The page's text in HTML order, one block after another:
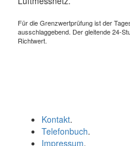
Für die Grenzwertprüfung ist der
ausschlaggebend. Der gleitende 24-
Richtwert.
Kontakt.
Telefonbuch.
Impressum.